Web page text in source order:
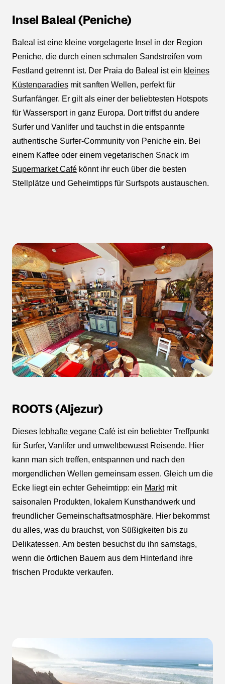
Insel Baleal (Peniche)
Baleal ist eine kleine vorgelagerte Insel in der Region
Peniche, die durch einen schmalen Sandstreifen vom
Festland getrennt ist. Der Praia do Baleal ist ein kleines
Küstenparadies mit sanften Wellen, perfekt für
Surfanfänger. Er gilt als einer der beliebtesten Hotspots
für Wassersport in ganz Europa. Dort triffst du andere
Surfer und Vanlifer und tauchst in die entspannte
authentische Surfer-Community von Peniche ein. Bei
einem Kaffee oder einem vegetarischen Snack im
Supermarket Café könnt ihr euch über die besten
Stellplätze und Geheimtipps für Surfspots austauschen.
ROOTS (Aljezur)
Dieses lebhafte vegane Café ist ein beliebter Treffpunkt
für Surfer, Vanlifer und umweltbewusst Reisende. Hier
kann man sich treffen, entspannen und nach den
morgendlichen Wellen gemeinsam essen. Gleich um die
Ecke liegt ein echter Geheimtipp: ein Marktmit
saisonalen Produkten, lokalem Kunsthandwerk und
freundlicher Gemeinschaftsatmosphäre. Hier bekommst
du alles, was du brauchst, von Süßigkeiten bis zu
Delikatessen. Am besten besuchst du ihn samstags,
wenn die örtlichen Bauern aus dem Hinterland ihre
frischen Produkte verkaufen.